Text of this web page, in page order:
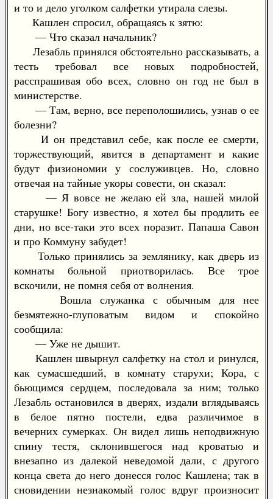
и то и дело уголком салфетки утирала слезы.
Кашлен спросил, обращаясь к зятю:
— Что сказал начальник?
Лезабль принялся обстоятельно рассказывать, а
тесть требовал все новых подробностей,
расспрашивая обо всех, словно он год не был в
министерстве.
— Там, верно, все переполошились, узнав о ее
болезни?
И он представил себе, как после ее смерти,
торжествующий, явится в департамент и какие
будут физиономии у сослуживцев. Но, словно
отвечая на тайные укоры совести, он сказал:
— Я вовсе не желаю ей зла, нашей милой
старушке! Богу известно, я хотел бы продлить ее
дни, но все-таки это всех поразит. Папаша Савон
и про Коммуну забудет!
Только принялись за землянику, как дверь из
комнаты больной приотворилась. Все трое
вскочили, не помня себя от волнения.
Вошла служанка с обычным для нее
безмятежно-глуповатым видом и спокойно
сообщила:
— Уже не дышит.
Кашлен швырнул салфетку на стол и ринулся,
как сумасшедший, в комнату старухи; Кора, с
бьющимся сердцем, последовала за ним; только
Лезабль остановился в дверях, издали вглядываясь
в белое пятно постели, едва различимое в
вечерних сумерках. Он видел лишь неподвижную
спину тестя, склонившегося над кроватью и
внезапно из далекой неведомой дали, с другого
конца света до него донесся голос Кашлена; так в
сновидении незнакомый голос вдруг произносит